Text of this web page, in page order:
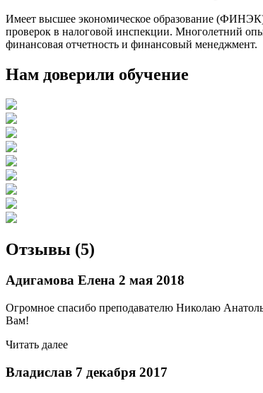
Имеет высшее экономическое образование
проверок в налоговой инспекции. Многолетний
финансовая отчетность и финансовый менеджмент.
Нам доверили обучение
Отзывы (5)
Адигамова Елена 2 мая 2018
Огромное спасибо преподавателю Николаю
Вам!
Читать далее
Владислав 7 декабря 2017